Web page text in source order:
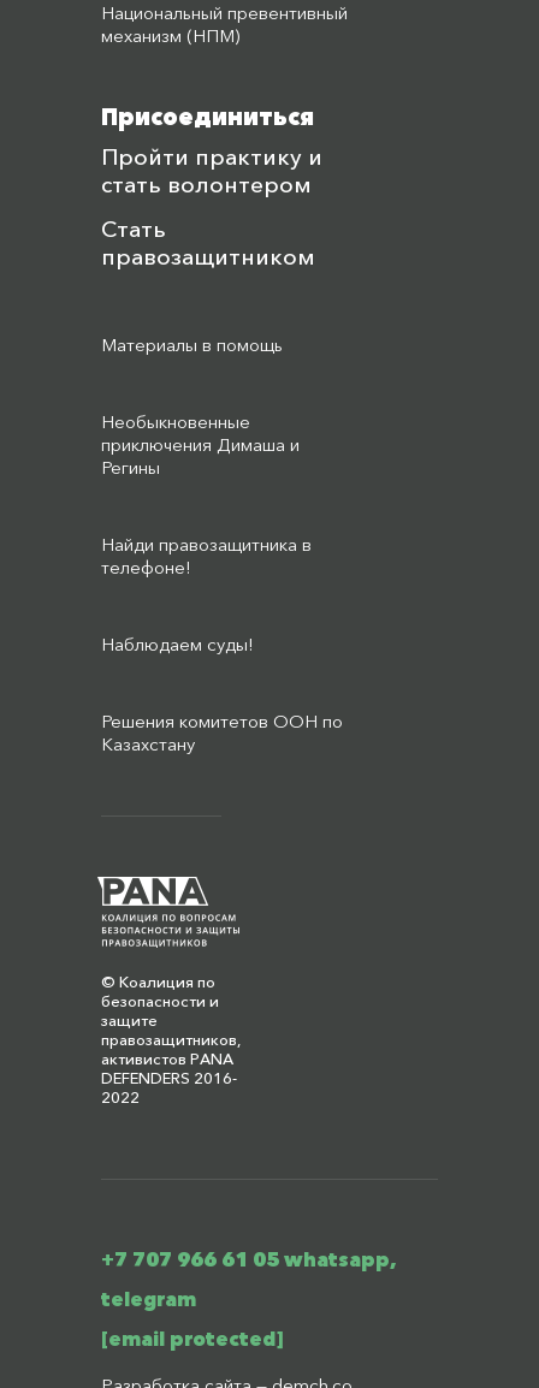
© Коалиция по
безопасности и
защите
правозащитников,
активистов PANA
DEFENDERS 2016-
2022
Национальный превентивный
механизм (НПМ)
Присоединиться
Пройти практику и
стать волонтером
Стать
правозащитником
Материалы в помощь
Необыкновенные
приключения Димаша и
Регины
Найди правозащитника в
телефоне!
Наблюдаем суды!
Решения комитетов ООН по
Казахстану
+7 707 966 61 05 whatsapp,
telegram
[email protected]